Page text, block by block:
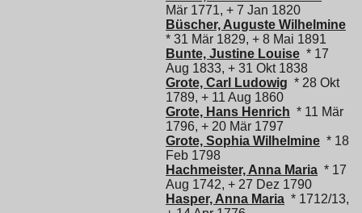
Mär 1771, + 7 Jan 1820
Büscher, Auguste Wilhelmine
* 31 Mär 1829, + 8 Mai 1891
Bunte, Justine Louise * 17
Aug 1833, + 31 Okt 1838
Grote, Carl Ludowig * 28 Okt
1789, + 11 Aug 1860
Grote, Hans Henrich * 11 Mär
1796, + 20 Mär 1797
Grote, Sophia Wilhelmine * 18
Feb 1798
Hachmeister, Anna Maria * 17
Aug 1742, + 27 Dez 1790
Hasper, Anna Maria * 1712/13,